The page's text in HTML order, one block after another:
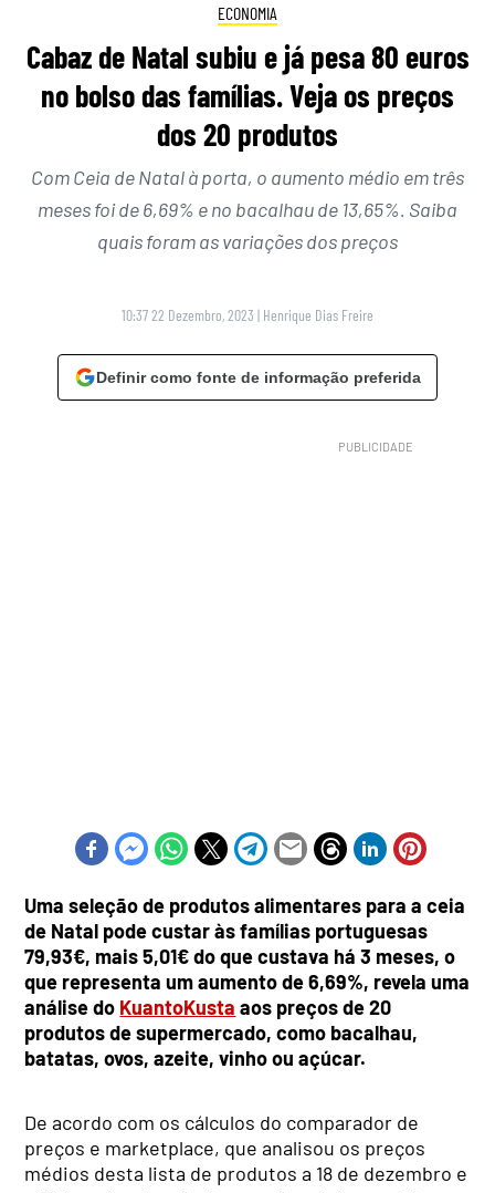
ECONOMIA
Cabaz de Natal subiu e já pesa 80 euros
no bolso das famílias. Veja os preços
dos 20 produtos
Com Ceia de Natal à porta, o aumento médio em três
meses foi de 6,69% e no bacalhau de 13,65%. Saiba
quais foram as variações dos preços
10:37 22 Dezembro, 2023 | Henrique Dias Freire
Definir como fonte de informação preferida
Uma seleção de produtos alimentares para a ceia
de Natal pode custar às famílias portuguesas
79,93€, mais 5,01€ do que custava há 3 meses, o
que representa um aumento de 6,69%, revela uma
análise do KuantoKusta aos preços de 20
produtos de supermercado, como bacalhau,
batatas, ovos, azeite, vinho ou açúcar.
De acordo com os cálculos do comparador de
preços e marketplace, que analisou os preços
médios desta lista de produtos a 18 de dezembro e